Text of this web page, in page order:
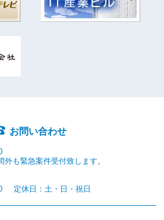
お問い合わせ
も緊急案件受付致します。
定休日：土・日・祝日